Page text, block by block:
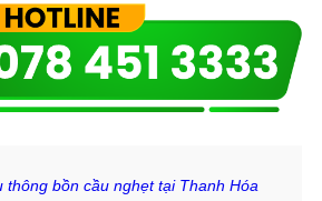
thông bồn cầu nghẹt tại Thanh Hóa